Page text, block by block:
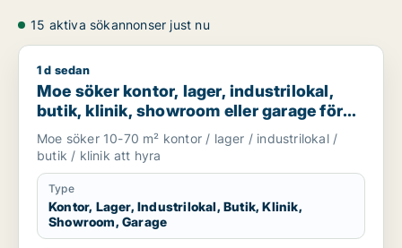
15 aktiva sökannonser just nu
Moe söker kontor, lager, industrilokal, butik, klinik,
1 d sedan
Moe söker kontor, lager, industrilokal,
butik, klinik, showroom eller garage för
uthyrning i Stockholm
Moe söker 10-70 m² kontor / lager / industrilokal /
butik / klinik att hyra
Type
Kontor, Lager, Industrilokal, Butik, Klinik,
Showroom, Garage